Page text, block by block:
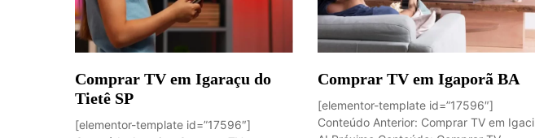
Comprar TV em Igaraçu do
Tietê SP
[elementor-template id=”17596″]
Comprar TV em Igaporã BA
[elementor-template id=”17596″]
Conteúdo Anterior: Comprar TV em Igaci